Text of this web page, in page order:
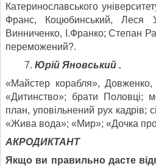
Катеринославського
Франс, Коцюбинський, Леся
Винниченко, І.Франко; Степан
переможений?.
Юрій Яновський .
«Майстер корабля»,
«Дитинство»; брати Половці;
план, уповільнений рух кадрів;
«Жива вода»; «Мир»; «Дочка
АКРОДИКТАНТ
Якщо ви правильно дасте